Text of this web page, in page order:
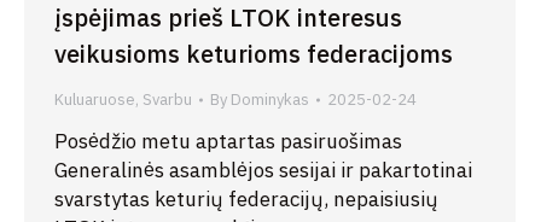
įspėjimas prieš LTOK interesus
veikusioms keturioms federacijoms
Kuluaruose, Svarbu By Dominykas 2025-02-24
Posėdžio metu aptartas pasiruošimas
Generalinės asamblėjos sesijai ir pakartotinai
svarstytas keturių federacijų, nepaisiusių